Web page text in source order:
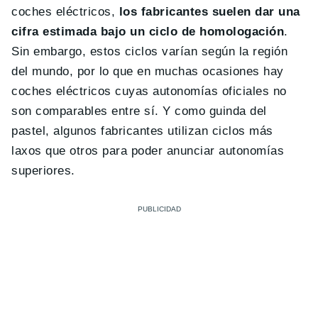
coches eléctricos, los fabricantes suelen dar una
cifra estimada bajo un ciclo de homologación.
Sin embargo, estos ciclos varían según la región
del mundo, por lo que en muchas ocasiones hay
coches eléctricos cuyas autonomías oficiales no
son comparables entre sí. Y como guinda del
pastel, algunos fabricantes utilizan ciclos más
laxos que otros para poder anunciar autonomías
superiores.